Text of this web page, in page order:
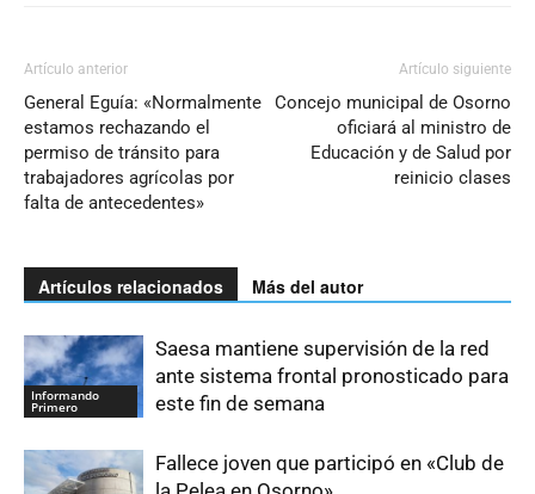
Artículo anterior
General Eguía: «Normalmente
estamos rechazando el
permiso de tránsito para
trabajadores agrícolas por
falta de antecedentes»
Artículo siguiente
Concejo municipal de Osorno
oficiará al ministro de
Educación y de Salud por
reinicio clases
Artículos relacionados Más del autor
Informando
Primero
Saesa mantiene supervisión de la red
ante sistema frontal pronosticado para
este fin de semana
Fallece joven que participó en «Club de